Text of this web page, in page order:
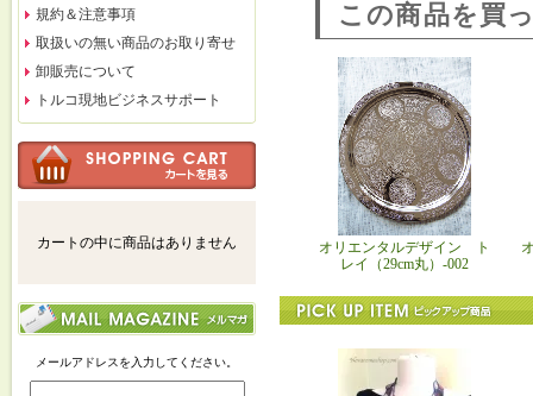
規約＆注意事項
取扱いの無い商品のお取り寄せ
卸販売について
トルコ現地ビジネスサポート
カートの中に商品はありません
メールアドレスを入力してください。
この商品を買
オリエンタルデザイン ト
レイ（29cm丸）-002